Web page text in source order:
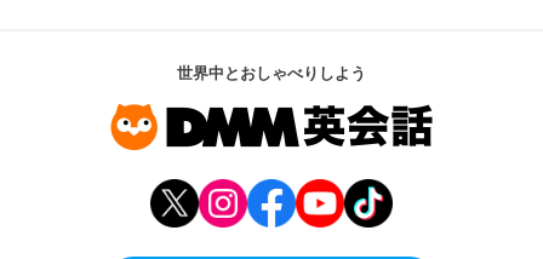
世界中とおしゃべりしよう